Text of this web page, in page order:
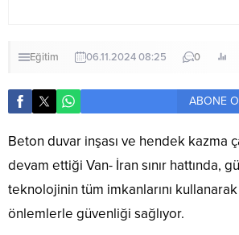
Eğitim 06.11.2024 08:25 0
ABONE
Beton duvar inşası ve hendek kazma
devam ettiği Van- İran sınır hattında,
teknolojinin tüm imkanlarını kullanarak
önlemlerle güvenliği sağlıyor.